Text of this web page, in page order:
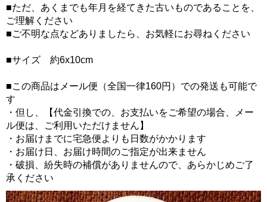
■ただ、あくまでも年月を経てきた古いものであることを、
ご理解ください
■ご不明な点などありましたら、お気軽にお尋ねください
■サイズ 約6x10cm
■この商品はメール便（全国一律160円）での発送も可能で
す
・但し、【代金引換での、お支払いをご希望の場合、メー
ル便は、ご利用いただけません】
・お届けまでに宅急便よりも日数がかかります
・お届け日、お届け時間のご指定が出来ません
・破損、紛失時の補償がありませんので、あらかじめご了
承ください